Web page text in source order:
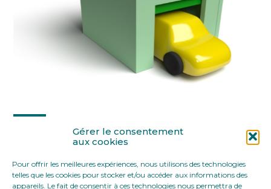
Gérer le consentement
aux cookies
Pour offrir les meilleures expériences, nous utilisons des technologies
telles que les cookies pour stocker et/ou accéder aux informations des
appareils. Le fait de consentir à ces technologies nous permettra de
FaceBook
TwitterLinkedIn